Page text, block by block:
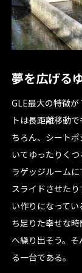
夢を広げる
GLE最大の特徴
トは長距離移動
ちろん、シート
いてゆったりく
ラゲッジルームに
スライドさせた
い作りになって
ち足りた幸せな
へ繰り出そう。
る一台である。